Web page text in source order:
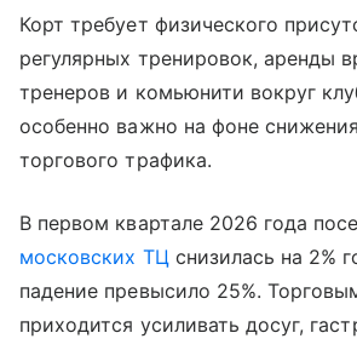
Корт требует физического
регулярных тренировок, аренды
тренеров и комьюнити вокруг
особенно важно на фоне
торгового трафика.
В первом квартале 2026 года
московских ТЦснизилась на 2%
падение превысило 25%.
приходится усиливать досуг,